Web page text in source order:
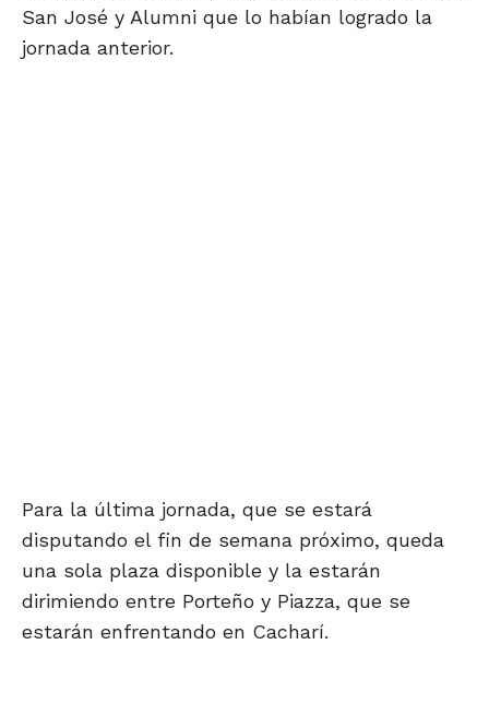
San José y Alumni que lo habían logrado la
jornada anterior.
Para la última jornada, que se estará
disputando el fin de semana próximo, queda
una sola plaza disponible y la estarán
dirimiendo entre Porteño y Piazza, que se
estarán enfrentando en Cacharí.